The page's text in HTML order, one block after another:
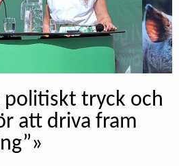
politiskt tryck och
att driva fram